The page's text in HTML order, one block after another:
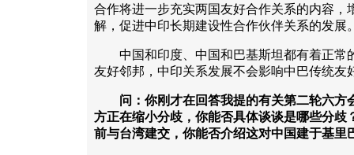
合作将进一步充实两国友好合作关系的内容，
解，促进中印长期建设性合作伙伴关系的发展
中国和印度、中国和巴基斯坦都有着正常
友好邻邦，中印关系发展不会影响中巴传统友
问：你刚才在回答我提的有关第二轮六方
方正在缩小分歧，你能否具体谈谈是哪些分歧
前与台湾建交，你能否介绍这对中国建于基里